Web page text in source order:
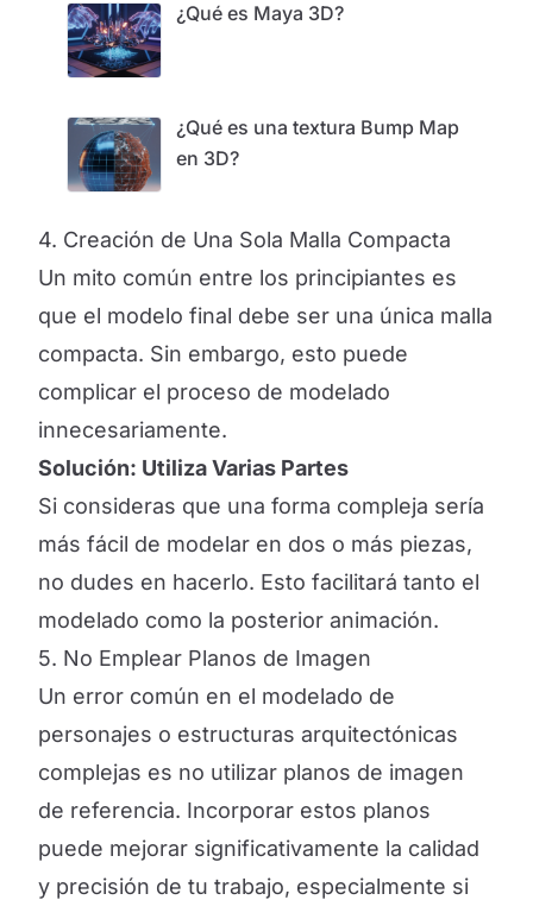
¿Qué es Maya 3D?
¿Qué es una textura Bump Map
en 3D?
4. Creación de Una Sola Malla Compacta
Un mito común entre los principiantes es
que el modelo final debe ser una única malla
compacta. Sin embargo, esto puede
complicar el proceso de modelado
innecesariamente.
Solución: Utiliza Varias Partes
Si consideras que una forma compleja sería
más fácil de modelar en dos o más piezas,
no dudes en hacerlo. Esto facilitará tanto el
modelado como la posterior animación.
5. No Emplear Planos de Imagen
Un error común en el modelado de
personajes o estructuras arquitectónicas
complejas es no utilizar planos de imagen
de referencia. Incorporar estos planos
puede mejorar significativamente la calidad
y precisión de tu trabajo, especialmente si